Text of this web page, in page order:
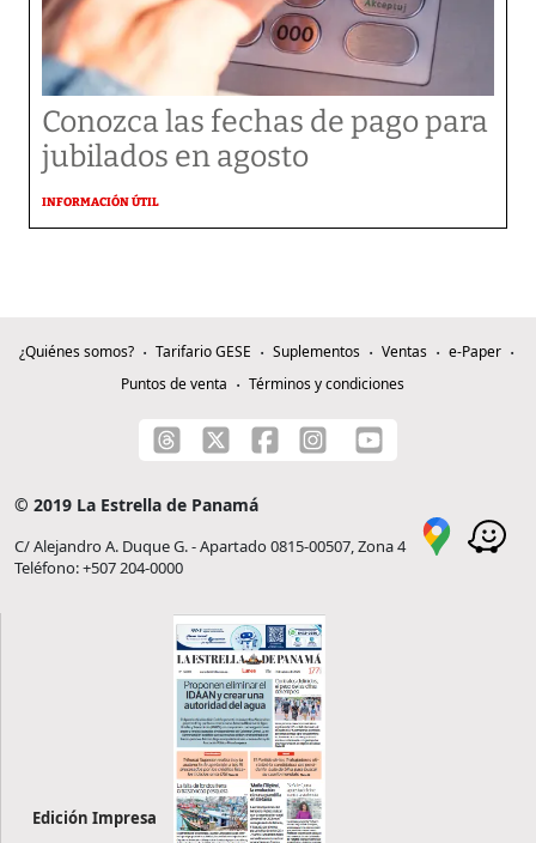
Conozca las fechas de pago para
jubilados en agosto
INFORMACIÓN ÚTIL
¿Quiénes somos? Tarifario GESE Suplementos Ventas
e-Paper
Puntos de venta
Términos y condiciones
© 2019 La Estrella de Panamá
C/ Alejandro A. Duque G. - Apartado 0815-00507, Zona 4
Teléfono: +507 204-0000
Edición Impresa